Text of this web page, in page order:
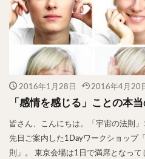
2016年1月28日 2016年4月20
「感情を感じる」ことの本
皆さん、こんにちは。「宇宙の法則
先日ご案内した1Dayワークショップ
則」。 東京会場は1日で満席となっ